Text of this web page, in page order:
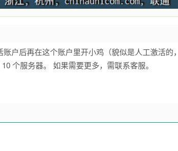
户后再在这个账户里开小鸡（貌似是人工激活的，
个服务器。 如果需要更多，需联系客服。